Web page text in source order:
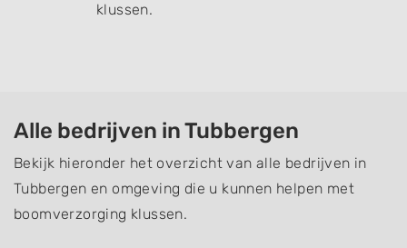
klussen.
Alle bedrijven in Tubbergen
Bekijk hieronder het overzicht van alle bedrijven in
Tubbergen en omgeving die u kunnen helpen met
boomverzorging klussen.